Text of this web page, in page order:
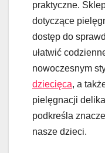
praktyczne.
dotyczące
dostęp do
ułatwić
nowoczesnym
dziecięca, a
pielęgnacji
podkreśla
nasze dzieci.